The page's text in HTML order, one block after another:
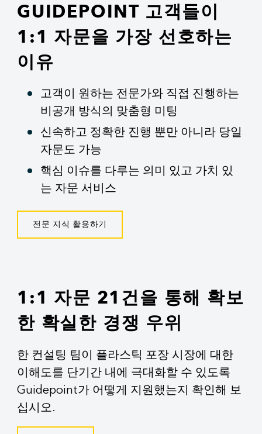
GUIDEPOINT 고객들이
1:1 자문을 가장 선호하는
이유
고객이 원하는 전문가와 직접 진행하는
비공개 방식의 맞춤형 미팅
신속하고 정확한 진행 뿐만 아니라 당일
자문도 가능
핵심 이슈를 다루는 의미 있고 가치 있
는 자문 서비스
전문 지식 활용하기
1:1 자문 21건을 통해 확보
한 확실한 경쟁 우위
한 컨설팅 팀이 플라스틱 포장 시장에 대한
이해도를 단기간 내에 극대화할 수 있도록
Guidepoint가 어떻게 지원했는지 확인해 보
십시오.